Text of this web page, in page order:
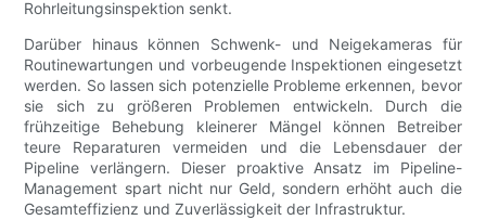
Rohrleitungsinspektion senkt.
Darüber hinaus können Schwenk- und Neigekameras für
Routinewartungen und vorbeugende Inspektionen eingesetzt
werden. So lassen sich potenzielle Probleme erkennen, bevor
sie sich zu größeren Problemen entwickeln. Durch die
frühzeitige Behebung kleinerer Mängel können Betreiber
teure Reparaturen vermeiden und die Lebensdauer der
Pipeline verlängern. Dieser proaktive Ansatz im Pipeline-
Management spart nicht nur Geld, sondern erhöht auch die
Gesamteffizienz und Zuverlässigkeit der Infrastruktur.